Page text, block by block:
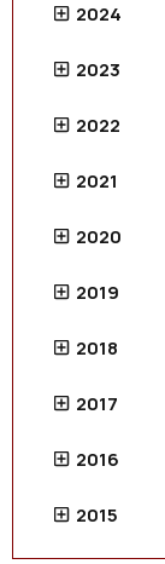
2024
2023
2022
2021
2020
2019
2018
2017
2016
2015